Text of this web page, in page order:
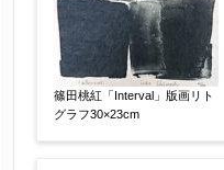
篠田桃紅「Interval」版画リト
グラフ30×23cm